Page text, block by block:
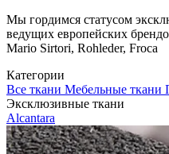
Мы гордимся статусом
ведущих европейских
Mario Sirtori, Rohleder, Froca
Категории
Все ткани Мебельные ткани
Эксклюзивные ткани
Alcantara